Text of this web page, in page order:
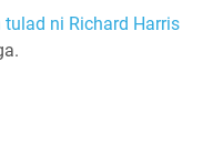
tulad ni Richard Harris